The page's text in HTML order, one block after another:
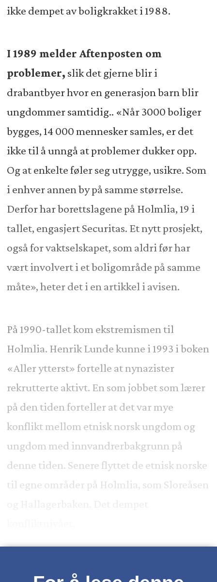
ikke dempet av boligkrakket i 1988.
I 1989 melder Aftenposten om
problemer, slik det gjerne blir i
drabantbyer hvor en generasjon barn blir
ungdommer samtidig.. «Når 3000 boliger
bygges, 14 000 mennesker samles, er det
ikke til å unngå at problemer dukker opp.
Og at enkelte føler seg utrygge, usikre. Som
i enhver annen by på samme størrelse.
Derfor har borettslagene på Holmlia, 19 i
tallet, engasjert Securitas. Et nytt prosjekt,
også for vaktselskapet, som aldri før har
vært involvert i et boligområde på samme
måte», heter det i en artikkel i avisen.
På 1990-tallet kom ekstremismen til
Holmlia. Henrik Lunde kunne i 1993 i boken
«Aller ytterst» fortelle at nynazister
rekrutterte aktivt. En som jobbet som lærer
på den tiden forteller at det var mye
konflikt mellom etnisk norsk ungdom og
ungdom med innvandrerbakgrunn på
denne tiden. Senere flyttet de etnisk norske
til egne områder på Holmlia, som Sloreåsen